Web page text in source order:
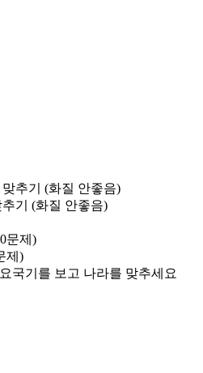
기 (화질 안좋음)
제)
국기를 보고 나라를 맞추세요